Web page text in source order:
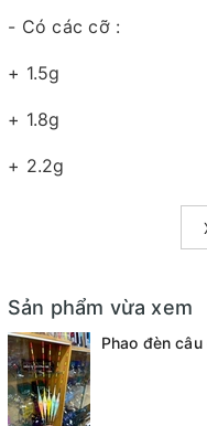
- Có các cỡ :
+ 1.5g
+ 1.8g
+ 2.2g
+ 3.5g
+ 4.0g
+ 5.5g
Sản phẩm vừa xem
Phao đèn